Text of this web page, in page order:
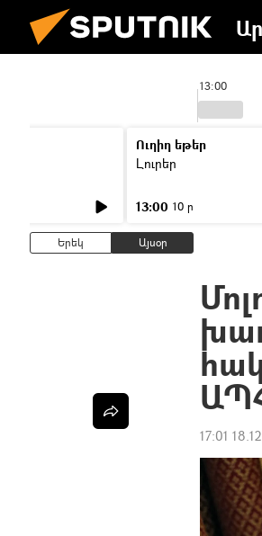
13:00
Ուղիղ եթեր
Լուրեր
13:00 10 ր
Երեկ Այսօր
17:01